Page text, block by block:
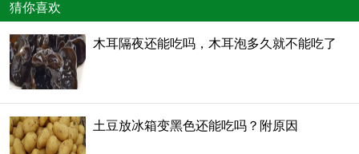
猜你喜欢
木耳隔夜还能吃吗，木耳泡多久就不能吃了
土豆放冰箱变黑色还能吃吗？附原因